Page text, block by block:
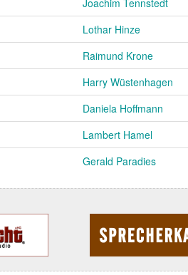
Lothar Hinze
Raimund Krone
Harry Wüstenhagen
Daniela Hoffmann
Lambert Hamel
Gerald Paradies